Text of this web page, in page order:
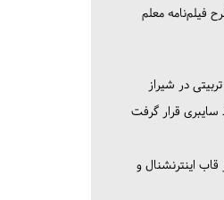
فیلم‌نامه معلم
در شیراز
قرار گرفت
قاب اینترنشنال و